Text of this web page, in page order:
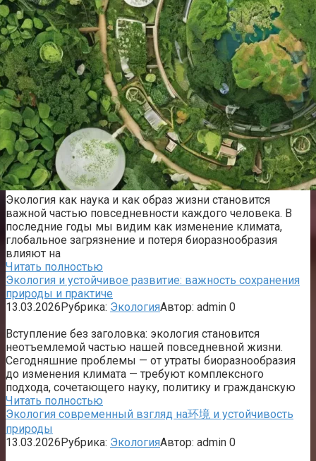
Экология как наука и как образ жизни становится
важной частью повседневности каждого человека. В
последние годы мы видим как изменение климата,
глобальное загрязнение и потеря биоразнообразия
влияют на
Читать полностью
Экология и устойчивое развитие: важность сохранения
природы и практиче
13.03.2026Рубрика: ЭкологияАвтор: admin 0
Вступление без заголовка: экология становится
неотъемлемой частью нашей повседневной жизни.
Сегодняшние проблемы — от утраты биоразнообразия
до изменения климата — требуют комплексного
подхода, сочетающего науку, политику и гражданскую
Читать полностью
Экология современный взгляд на环境 и устойчивость
природы
13.03.2026Рубрика: ЭкологияАвтор: admin 0